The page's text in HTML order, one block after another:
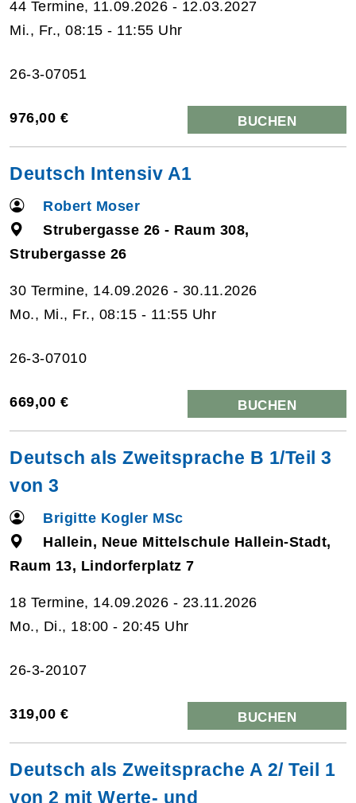
44 Termine, 11.09.2026 - 12.03.2027
Mi., Fr., 08:15 - 11:55 Uhr
26-3-07051
976,00 € BUCHEN
Deutsch Intensiv A1
Robert Moser
Strubergasse 26 - Raum 308,
Strubergasse 26
30 Termine, 14.09.2026 - 30.11.2026
Mo., Mi., Fr., 08:15 - 11:55 Uhr
26-3-07010
669,00 € BUCHEN
Deutsch als Zweitsprache B 1/Teil 3
von 3
Brigitte Kogler MSc
Hallein, Neue Mittelschule Hallein-Stadt,
Raum 13, Lindorferplatz 7
18 Termine, 14.09.2026 - 23.11.2026
Mo., Di., 18:00 - 20:45 Uhr
26-3-20107
319,00 € BUCHEN
Deutsch als Zweitsprache A 2/ Teil 1
von 2 mit Werte- und